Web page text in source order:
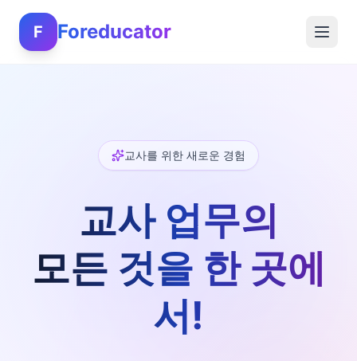
F Foreducator
교사를 위한 새로운 경험
교사 업무의
모든 것을 한 곳에
서!